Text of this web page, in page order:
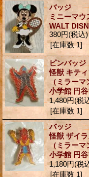
バッジ
ミニーマウ
WALT
380円(税込)
[在庫数 1]
ピンバッジ
怪獣 キテ
（ミラーマ
小学館 円谷
1,480円(税
[在庫数 1]
バッジ
怪獣 ザイラ
（ミラーマ
小学館 円谷
1,180円(税
[在庫数 1]